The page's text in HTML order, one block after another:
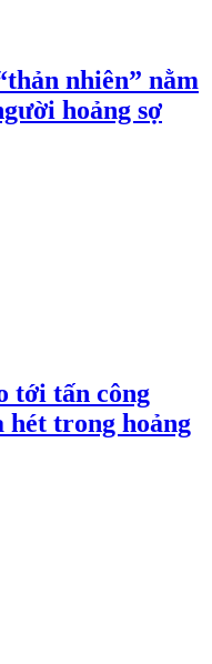
nhiên” nằm
hoảng sợ
tới tấn công
hét trong hoảng